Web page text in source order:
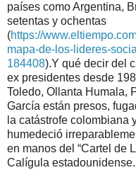
países como Argentina,
setentas y ochentas
(https://
mapa-de-los-lideres-
184408).Y qué decir del
ex presidentes desde
Toledo, Ollanta Humala,
García están presos,
la catástrofe colombiana
humedeció
en manos del “Cartel de
Calígula